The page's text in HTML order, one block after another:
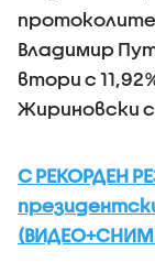
Владимир
втори с
Жириновски с
С РЕКОРДЕН